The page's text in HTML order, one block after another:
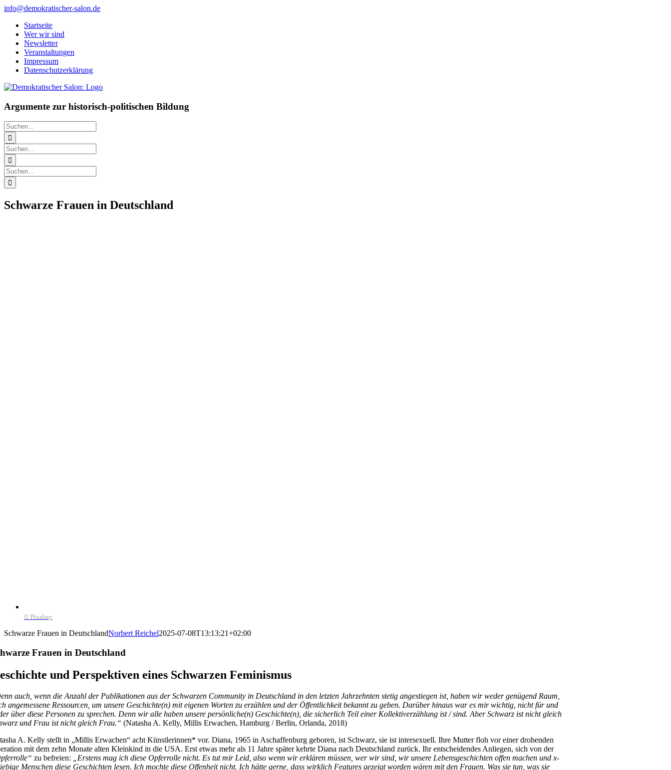
Zum
springen
info@demokratischer-salon.de
Startseite
Wer wir sind
Newsletter
Veranstaltungen
Impressum
Datenschutzerklärung
Argumente zur historisch-politischen Bildung
Suche
nach:
Suche
nach:
Suche
nach:
Schwarze Frauen in Deutschland
© Pixabay
Schwarze Frauen in DeutschlandNorbert Reichel2025-07-08T13:13:21+02:00
Frauen in Deutschland
und Perspektiven eines Schwarzen Feminismus
auch, wenn die Anzahl der Publikationen aus der Schwarzen Community in Deutschland in den letzten Jahrzehnten stetig angestiegen ist, haben wir weder genügend Raum,
angemessene Ressourcen, um unsere Geschichte(n) mit eigenen Worten zu erzählen und der Öffentlichkeit bekannt zu geben. Darüber hinaus war es mir wichtig, nicht für und
über diese Personen zu sprechen. Denn wir alle haben unsere persönliche(n) Geschichte(n), die sicherlich Teil einer Kollektiverzählung ist / sind. Aber Schwarz ist nicht gleich
und Frau ist nicht gleich Frau.“(Natasha A. Kelly, Millis Erwachen, Hamburg / Berlin, Orlanda, 2018)
A. Kelly stellt in „Millis Erwachen“ acht Künstlerinnen* vor. Diana, 1965 in Aschaffenburg geboren, ist Schwarz, sie ist intersexuell. Ihre Mutter floh vor einer drohenden
mit dem zehn Monate alten Kleinkind in die USA. Erst etwas mehr als 11 Jahre später kehrte Diana nach Deutschland zurück. Ihr entscheidendes Anliegen, sich von der
zu befreien:
„Erstens mag ich diese Opferrolle nicht. Es tut mir Leid, also wenn wir erklären müssen, wer wir sind, wir unsere Lebensgeschichten offen machen und x-
Menschen diese Geschichten lesen. Ich mochte diese Offenheit nicht. Ich hätte gerne, dass wirklich Features gezeigt worden wären mit den Frauen. Was sie tun, was sie